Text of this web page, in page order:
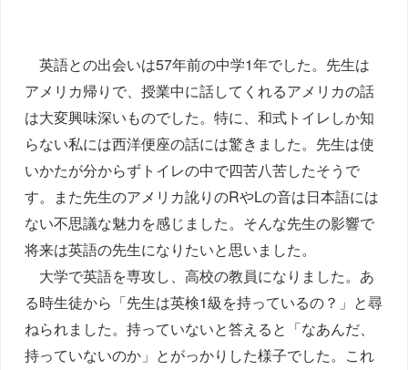
英語との出会いは57年前の中学1年でした。先生は
アメリカ帰りで、授業中に話してくれるアメリカの話
は大変興味深いものでした。特に、和式トイレしか知
らない私には西洋便座の話には驚きました。先生は使
いかたが分からずトイレの中で四苦八苦したそうで
す。また先生のアメリカ訛りのRやLの音は日本語には
ない不思議な魅力を感じました。そんな先生の影響で
将来は英語の先生になりたいと思いました。
大学で英語を専攻し、高校の教員になりました。あ
る時生徒から「先生は英検1級を持っているの？」と尋
ねられました。持っていないと答えると「なあんだ、
持っていないのか」とがっかりした様子でした。これ